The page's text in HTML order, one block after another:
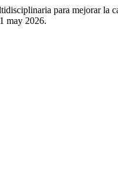
para mejorar la
may 2026.